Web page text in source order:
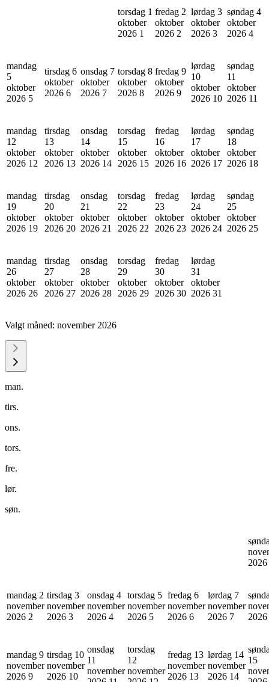
torsdag 1
oktober
2026 1
fredag 2
oktober
2026 2
lørdag 3
oktober
2026 3
søndag 4
oktober
2026 4
mandag
5
oktober
2026 5
tirsdag 6
oktober
2026 6
onsdag 7
oktober
2026 7
torsdag 8
oktober
2026 8
fredag 9
oktober
2026 9
lørdag
10
oktober
2026 10
søndag
11
oktober
2026 11
mandag
12
oktober
2026 12
tirsdag
13
oktober
2026 13
onsdag
14
oktober
2026 14
torsdag
15
oktober
2026 15
fredag
16
oktober
2026 16
lørdag
17
oktober
2026 17
søndag
18
oktober
2026 18
mandag
19
oktober
2026 19
tirsdag
20
oktober
2026 20
onsdag
21
oktober
2026 21
torsdag
22
oktober
2026 22
fredag
23
oktober
2026 23
lørdag
24
oktober
2026 24
søndag
25
oktober
2026 25
mandag
26
oktober
2026 26
tirsdag
27
oktober
2026 27
onsdag
28
oktober
2026 28
torsdag
29
oktober
2026 29
fredag
30
oktober
2026 30
lørdag
31
oktober
2026 31
Valgt måned: november 2026
man.
tirs.
ons.
tors.
fre.
lør.
søn.
2026
mandag 2
november
2026 2
tirsdag 3
november
2026 3
onsdag 4
november
2026 4
torsdag 5
november
2026 5
fredag 6
november
2026 6
lørdag 7
november
2026 7
2026
mandag 9
november
2026 9
tirsdag 10
november
2026 10
onsdag
11
november
torsdag
12
november
fredag 13
november
2026 13
lørdag 14
november
2026 14
15